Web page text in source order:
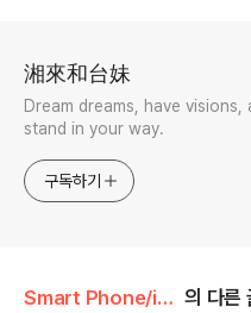
湘來和台妹
Dream dreams, have
stand in your way.
구독하기
Smart Phone/iphone 의 다른